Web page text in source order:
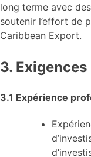
long terme avec
soutenir l’effort de
Caribbean Export.
3. Exigences
3.1 Expérience